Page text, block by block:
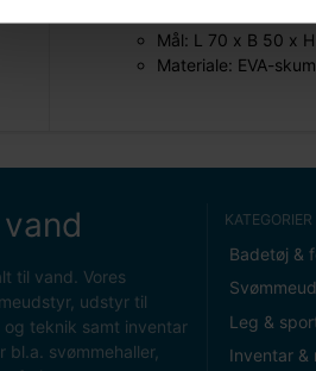
Mål: L 70 x B 50 x
Materiale: EVA-skum
til vand. Vores
udstyr til
teknik samt inventar
bl.a. svømmehaller,
KATEGORIER
Badetøj &
Leg &
Inventar &